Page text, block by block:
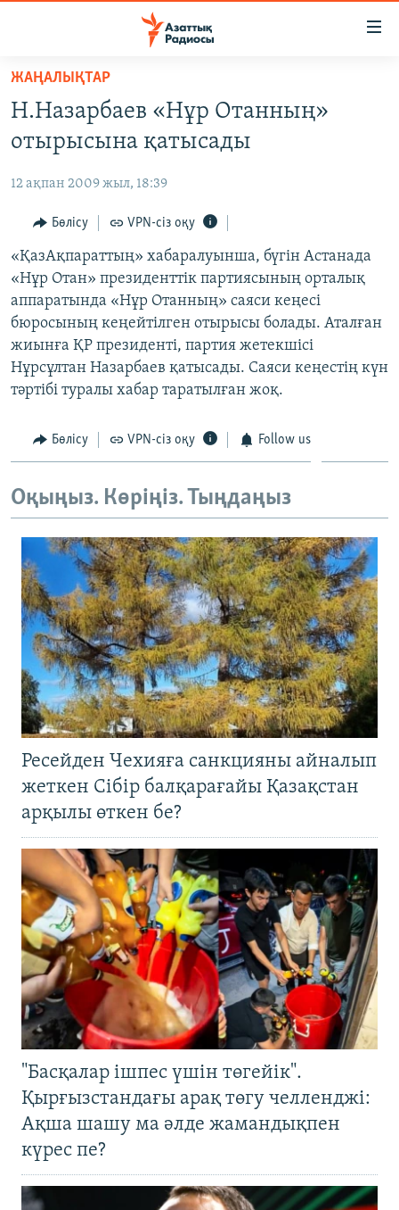
Skip
main
content
to
Navigation
Skip
Search
ЖАҢАЛЫҚТАР
AZATTYQTV
ҚАҢТАР ОҚИҒАСЫ
АДАМ ҚҰҚЫҚТАРЫ
ӘЛЕУМЕТ
ӘЛЕМ
АРНАЙЫ ЖОБАЛАР
Русский
Басқа тілдерде
ЖАҢАЛЫҚТАР
Н.Назарбаев «Нұр Отанның»
отырысына қатысады
12 ақпан 2009 жыл, 18:39
Бөлісу VPN-сіз оқу
«ҚазАқпараттың» хабаралуынша, бүгін Астанада
«Нұр Отан» президенттік партиясының орталық
аппаратында «Нұр Отанның» саяси кеңесі
бюросының кеңейтілген отырысы болады. Аталған
жиынға ҚР президенті, партия жетекшісі
Нұрсұлтан Назарбаев қатысады. Саяси кеңестің күн
тәртібі туралы хабар таратылған жоқ.
Бөлісу VPN-сіз оқу Follow us
Оқыңыз. Көріңіз. Тыңдаңыз
Ресейден Чехияға санкцияны айналып
жеткен Сібір балқарағайы Қазақстан
арқылы өткен бе?
"Басқалар ішпес үшін төгейік".
Қырғызстандағы арақ төгу челленджі:
Ақша шашу ма әлде жамандықпен
күрес пе?